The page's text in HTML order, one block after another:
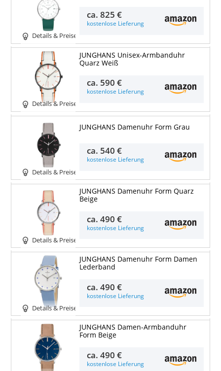
Details & Preise
ca.825 €
kostenlose Lieferung
Details & Preise
JUNGHANS Unisex-Armbanduhr
Quarz Weiß
ca. 590 €
kostenlose Lieferung
Details & Preise
JUNGHANS Damenuhr Form Grau
ca. 540 €
kostenlose Lieferung
Details & Preise
JUNGHANS Damenuhr Form Quarz
Beige
ca.490 €
kostenlose Lieferung
Details & Preise
JUNGHANS Damenuhr Form Damen
Lederband
ca.490 €
kostenlose Lieferung
JUNGHANS Damen-Armbanduhr
Form Beige
ca.490 €
kostenlose Lieferung